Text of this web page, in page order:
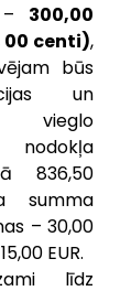
300,00
00 centi),
būs
un
836,50
summa
– 30,00
EUR.